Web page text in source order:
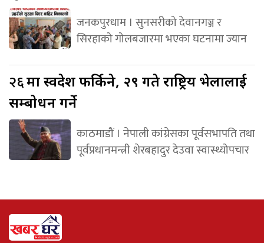
जनकपुरधाम । सुनसरीको देवानगञ्ज र
सिरहाको गोलबजारमा भएका घटनामा ज्यान
२६मा स्वदेश फर्किने, २९ गते राष्ट्रिय भेलालाई
सम्बोधन गर्ने
काठमाडौं । नेपाली कांग्रेसका पूर्वसभापति तथा
पूर्वप्रधानमन्त्री शेरबहादुर देउवा स्वास्थ्योपचार